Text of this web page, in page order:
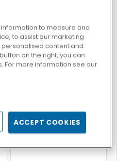
8 Ball Pro
to measure and
to assist our marketing
content and
on the right, you can
For more information see our
ACCEPT COOKIES